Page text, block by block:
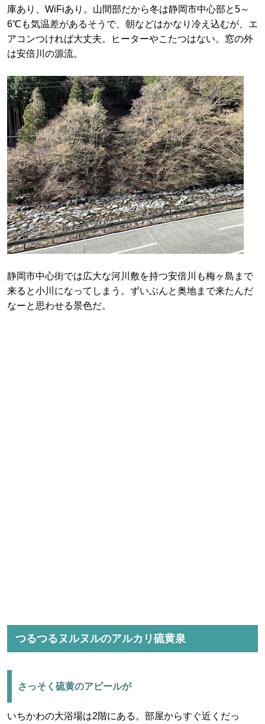
庫あり、WiFiあり。山間部だから冬は静岡市中心部と5～
6℃も気温差があるそうで、朝などはかなり冷え込むが、エ
アコンつければ大丈夫。ヒーターやこたつはない。窓の外
は安倍川の源流。
静岡市中心街では広大な河川敷を持つ安倍川も梅ヶ島まで
来ると小川になってしまう。ずいぶんと奥地まで来たんだ
なーと思わせる景色だ。
つるつるヌルヌルのアルカリ硫黄泉
さっそく硫黄のアピールが
いちかわの大浴場は2階にある。部屋からすぐ近くだっ